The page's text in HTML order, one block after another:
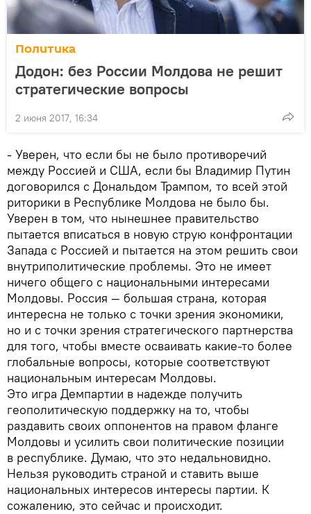
Политика
Додон: без России Молдова не решит
стратегические вопросы
2 июня 2017, 16:34
- Уверен, что если бы не было противоречий
между Россией и США, если бы Владимир Путин
договорился с Дональдом Трампом, то всей этой
риторики в Республике Молдова не было бы.
Уверен в том, что нынешнее правительство
пытается вписаться в новую струю конфронтации
Запада с Россией и пытается на этом решить свои
внутриполитические проблемы. Это не имеет
ничего общего с национальными интересами
Молдовы. Россия — большая страна, которая
интересна не только с точки зрения экономики,
но и с точки зрения стратегического партнерства
для того, чтобы вместе осваивать какие-то более
глобальные вопросы, которые соответствуют
национальным интересам Молдовы.
Это игра Демпартии в надежде получить
геополитическую поддержку на то, чтобы
раздавить своих оппонентов на правом фланге
Молдовы и усилить свои политические позиции
в республике. Думаю, что это недальновидно.
Нельзя руководить страной и ставить выше
национальных интересов интересы партии. К
сожалению, это сейчас и происходит.